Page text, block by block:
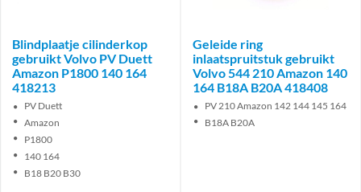
Blindplaatje cilinderkop
gebruikt Volvo PV Duett
Amazon P1800 140 164
418213
PV Duett
Amazon
P1800
140 164
B18 B20 B30
Geleide ring
inlaatspruitstuk gebruikt
Volvo 544 210 Amazon 140
164 B18A B20A 418408
PV 210 Amazon 142 144 145 164
B18A B20A